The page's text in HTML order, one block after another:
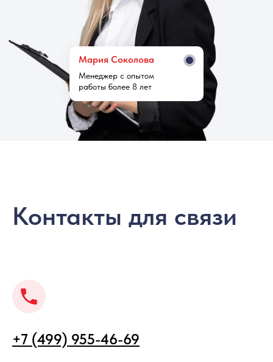
Менеджер с опытом
работы более 8 лет
Мария Cоколова
Контакты для связи
+7 (499) 955-46-69